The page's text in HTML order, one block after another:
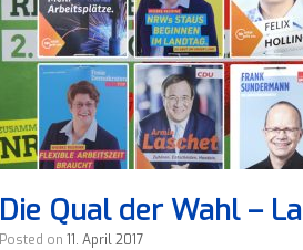
Die Qual der Wahl –
Posted on 11. April 2017